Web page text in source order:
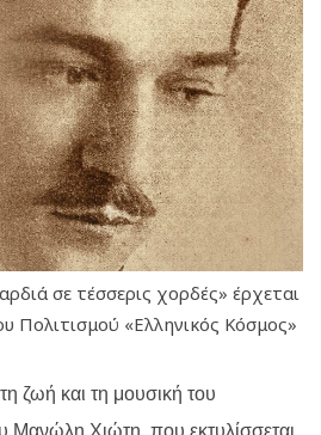
σε τέσσερις χορδές» έρχεται
Πολιτισμού «Ελληνικός Κόσμος»
ζωή και τη μουσική του
Μανώλη Χιώτη, που εκτυλίσσεται